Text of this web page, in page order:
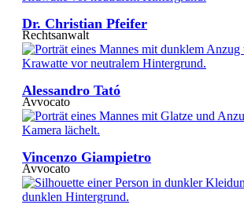
Dr. Christian Pfeifer
Rechtsanwalt
Alessandro Tató
Avvocato
Vincenzo Giampietro
Avvocato